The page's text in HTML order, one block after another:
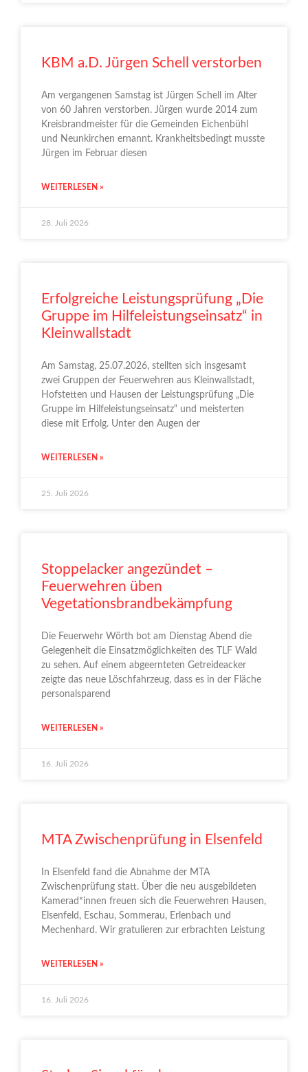
KBM a.D. Jürgen Schell verstorben
Am vergangenen Samstag ist Jürgen Schell im Alter
von 60 Jahren verstorben. Jürgen wurde 2014 zum
Kreisbrandmeister für die Gemeinden Eichenbühl
und Neunkirchen ernannt. Krankheitsbedingt musste
Jürgen im Februar diesen
WEITERLESEN »
28. Juli 2026
Erfolgreiche Leistungsprüfung „Die
Gruppe im Hilfeleistungseinsatz“ in
Kleinwallstadt
Am Samstag, 25.07.2026, stellten sich insgesamt
zwei Gruppen der Feuerwehren aus Kleinwallstadt,
Hofstetten und Hausen der Leistungsprüfung „Die
Gruppe im Hilfeleistungseinsatz“ und meisterten
diese mit Erfolg. Unter den Augen der
WEITERLESEN »
25. Juli 2026
Stoppelacker angezündet –
Feuerwehren üben
Vegetationsbrandbekämpfung
Die Feuerwehr Wörth bot am Dienstag Abend die
Gelegenheit die Einsatzmöglichkeiten des TLF Wald
zu sehen. Auf einem abgeernteten Getreideacker
zeigte das neue Löschfahrzeug, dass es in der Fläche
personalsparend
WEITERLESEN »
16. Juli 2026
MTA Zwischenprüfung in Elsenfeld
In Elsenfeld fand die Abnahme der MTA
Zwischenprüfung statt. Über die neu ausgebildeten
Kamerad*innen freuen sich die Feuerwehren Hausen,
Elsenfeld, Eschau, Sommerau, Erlenbach und
Mechenhard. Wir gratulieren zur erbrachten Leistung
WEITERLESEN »
16. Juli 2026